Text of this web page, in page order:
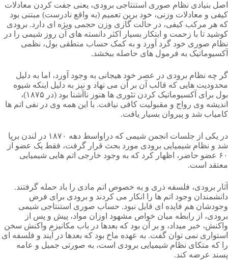
اصل بنیادی نظام صوری استنتاجی برودی، یعنی جفت کردن معادلات
کیفی و معادلات وزنی، خود برین تعمیم (به واقع نادرست) مبتنی بود
که هر مرکب کیفی، در حالت گازی وزن حجمی ویژه ای دارد. برودی
کوشید تا با زحمت و ابتکار بسیار اکثر دانسته های آن روز شیمی را در
نظام صوری خود گرد آورد و به کمک حساب منطقی بول، نظمی
آکسیوماتیک به فرمول های حاصله ببخشد.
گر چه نظام برودی در عصر خود هیجانی به وجود آورد، اما به دلیل
محدودیت هایی که قالب آن بر آن می نهاد و نیز به دلیل اینکه شیوه
بول برای آکسیوماتیک کردن تئوری ها هنوز ناآشنا بود (در ۱۸۷۵)،
اندیشه وی رواج و مقبولیت کافی نیافت. با این همه وی در نفی اتم ها
کامیاب شد و پیروان بسیار یافت.
در یکی از جلسات انجمن شیمی که دراواسط دهه ۱۸۷۰ در لندن برپا
شد و نظام شیمیایی برودی مورد بحث قرار گرفت، فقط یک عضو از
۶۰ عضو حاضر، اظهار کرد که به وجود خارجی اتم هایی شیمیایی
معتقد است.
آثار برودی، فلسفه ذری و به خصوص اتم مادی را باد حمله گرفتند.
دانشمندان وجود اتم ها را انکار می کردند و برودی برای فرض
وجودشان هم فایده ای قایل نبود. حساب صوری استنتاجی شیمی
برودی، از رابطه میان خواص مشهود اوزان مواد، پیش و پس از
واکنش، خبر میداد، و بر آن بود که بعدها در باب مکانیزم واکنش سخن
استواری نمی توان گفت. به عهده ماخ بود که بعدها در آیند و فلسفه ای
را که متکای نظام شیمیایی برودی است، به صورتی جمیل و عامه
پسند عرضه کند.